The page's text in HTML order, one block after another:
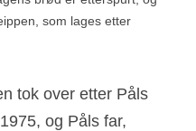
som lages etter
tok over etter Påls
og Påls far,